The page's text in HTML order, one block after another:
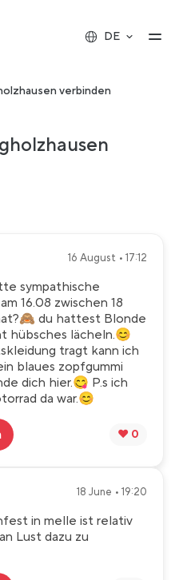
DE
verbinden
16 August • 17:12
sympathische
16.08 zwischen 18
du hattest Blonde
hübsches lächeln.😊
tragt kann ich
blaues zopfgummi
dich hier.😋 P.s ich
da war.😊
❤️ 0
18 June • 19:20
in melle ist relativ
Lust dazu zu